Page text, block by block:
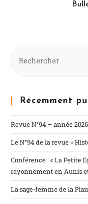
Récemment
Revue N°94 – année 2026
Le N°94 de la revue «
Conférence : « La Petite
rayonnement en Aunis
La sage-femme de la